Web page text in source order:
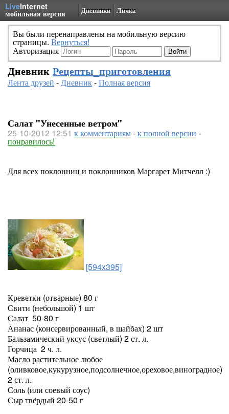
LiveInternet
мобильная версия Дневники Личка
Вы были перенаправлены на мобильную версию
страницы. Вернуться!
Авторизация
Дневник Рецепты_приготовления
Лента друзей -Дневник-Полная версия
Салат "Унесенные ветром"
25-10-2012 12:51 к комментариям-к полной версии -
понравилось!
Для всех поклонниц и поклонников Маргарет Митчелл :)
[594x395]
Креветки (отварные) 80 г
Свити (небольшой) 1 шт
Салат 50-80 г
Ананас (консервированный, в шайбах) 2 шт
Бальзамический уксус (светлый) 2 ст. л.
Горчица 2 ч. л.
Масло растительное любое
(оливковое,кукурузное,подсолнечное,ореховое,виноградное)
2 ст. л.
Соль (или соевый соус)
Сыр твёрдый 20-50 г